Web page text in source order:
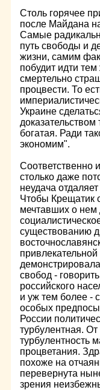
Столь горячее
после Майдана
Самые
путь свободы и
жизни, самим
побудит идти
смертельно
процвести. То
Украине
богатая. Ради
экономим".
Соответственно
столько даже
неудача
Чтобы Крещатик
мечтавших о нем
существованию
свобод -
российского
и уж тем более -
особых
России
турбулентная.
турбулентность
процветания.
похоже на
перевернута
зрения